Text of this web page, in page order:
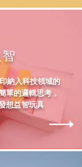
納入科技領域的
單的邏輯思考，
想益智玩具